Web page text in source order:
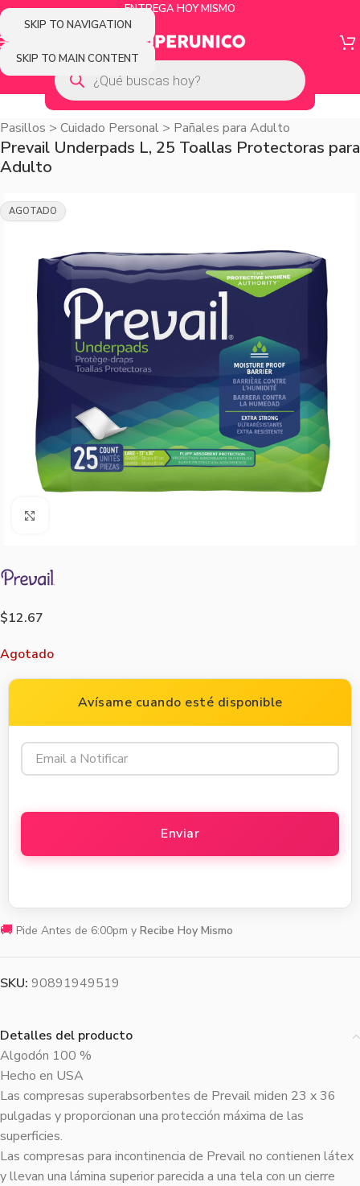
SKIP TO NAVIGATION
SKIP TO MAIN CONTENT
ENTREGA HOY MISMO
Pasillos > Cuidado Personal > Pañales para Adulto
Prevail Underpads L, 25 Toallas Protectoras para
Adulto
AGOTADO
$12.67
Agotado
Avísame cuando esté disponible
🚚 Pide Antes de 6:00pm y Recibe Hoy Mismo
SKU: 90891949519
Detalles del producto
Algodón 100 %
Hecho en USA
Las compresas superabsorbentes de Prevail miden 23 x 36
pulgadas y proporcionan una protección máxima de las
superficies.
Las compresas para incontinencia de Prevail no contienen látex
y llevan una lámina superior parecida a una tela con un cierre